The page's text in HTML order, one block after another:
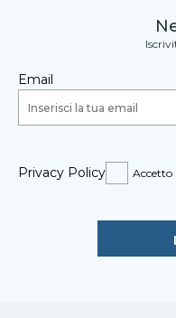
Email
Privacy Policy Accetto